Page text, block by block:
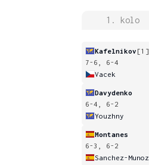
1. kolo
Kafelnikov [1]
7-6, 6-4
Vacek
Davydenko
6-4, 6-2
Youzhny
Montanes
6-3, 6-2
Sanchez-Munoz